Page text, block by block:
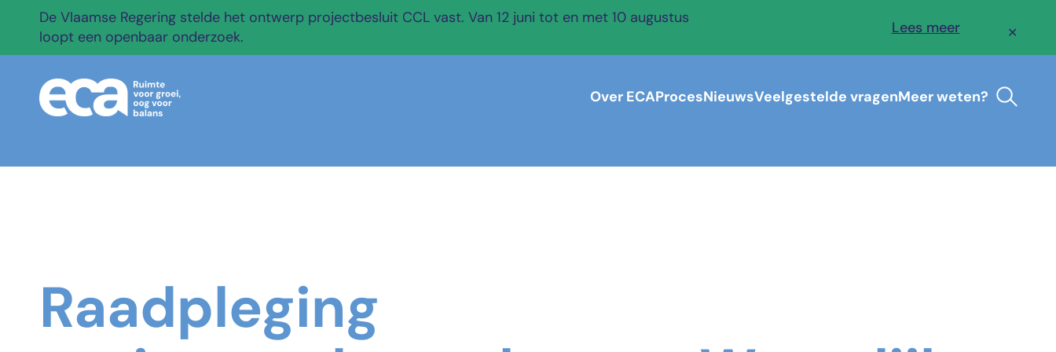
De Vlaamse Regering stelde het ontwerp projectbesluit CCL vast. Van 12 juni tot en met 10 augustus
loopt een openbaar onderzoek.
Lees meer ✕
Over ECAProcesNieuwsVeelgestelde vragenMeer weten?
Raadpleging